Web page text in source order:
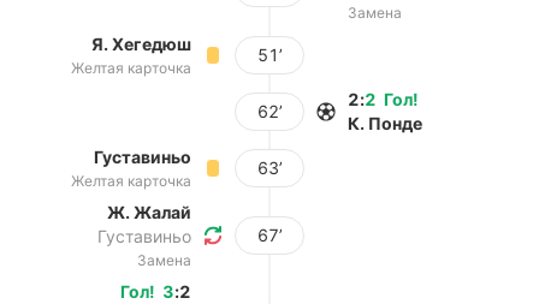
Замена
Я. Хегедюш
Желтая карточка
51’
62’
Гол!
2:2
К. Понде
Густавиньо
Желтая карточка
63’
Ж. Жалай
Густавиньо
Замена
67’
Гол! 3:2